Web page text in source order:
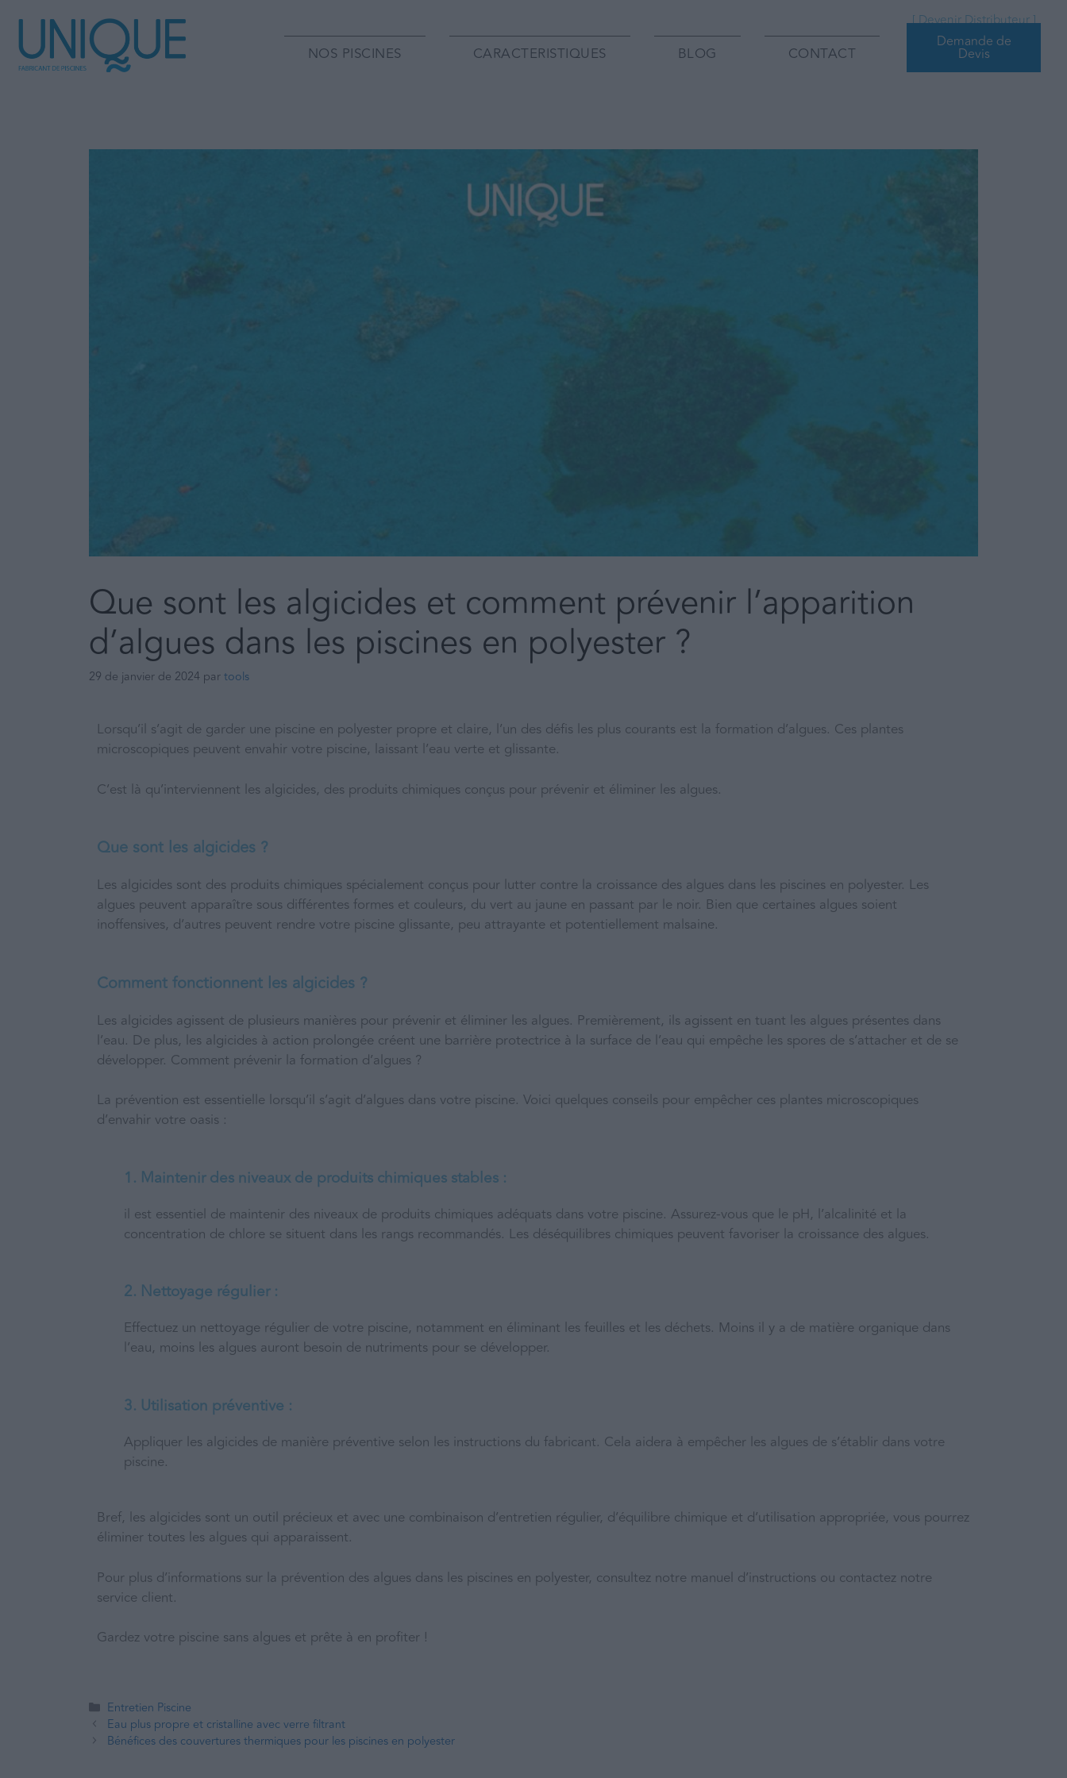
NOS PISCINES CARACTERISTIQUES BLOG CONTACT
[ Devenir Distributeur ]
Demande de
Devis
Que sont les algicides et comment prévenir l’apparition
d’algues dans les piscines en polyester ?
29 de janvier de 2024 partools
Lorsqu’il s’agit de garder une piscine en polyester propre et claire, l’un des défis les plus courants est la formation d’algues. Ces plantes
microscopiques peuvent envahir votre piscine, laissant l’eau verte et glissante.
C’est là qu’interviennent les algicides, des produits chimiques conçus pour prévenir et éliminer les algues.
Que sont les algicides ?
Les algicides sont des produits chimiques spécialement conçus pour lutter contre la croissance des algues dans les piscines en polyester. Les
algues peuvent apparaître sous différentes formes et couleurs, du vert au jaune en passant par le noir. Bien que certaines algues soient
inoffensives, d’autres peuvent rendre votre piscine glissante, peu attrayante et potentiellement malsaine.
Comment fonctionnent les algicides ?
Les algicides agissent de plusieurs manières pour prévenir et éliminer les algues. Premièrement, ils agissent en tuant les algues présentes dans
l’eau. De plus, les algicides à action prolongée créent une barrière protectrice à la surface de l’eau qui empêche les spores de s’attacher et de se
développer. Comment prévenir la formation d’algues ?
La prévention est essentielle lorsqu’il s’agit d’algues dans votre piscine. Voici quelques conseils pour empêcher ces plantes microscopiques
d’envahir votre oasis :
1. Maintenir des niveaux de produits chimiques stables :
il est essentiel de maintenir des niveaux de produits chimiques adéquats dans votre piscine. Assurez-vous que le pH, l’alcalinité et la
concentration de chlore se situent dans les rangs recommandés. Les déséquilibres chimiques peuvent favoriser la croissance des algues.
2. Nettoyage régulier :
Effectuez un nettoyage régulier de votre piscine, notamment en éliminant les feuilles et les déchets. Moins il y a de matière organique dans
l’eau, moins les algues auront besoin de nutriments pour se développer.
3. Utilisation préventive :
Appliquer les algicides de manière préventive selon les instructions du fabricant. Cela aidera à empêcher les algues de s’établir dans votre
piscine.
Bref, les algicides sont un outil précieux et avec une combinaison d’entretien régulier, d’équilibre chimique et d’utilisation appropriée, vous pourrez
éliminer toutes les algues qui apparaissent.
Pour plus d’informations sur la prévention des algues dans les piscines en polyester, consultez notre manuel d’instructions ou contactez notre
service client.
Gardez votre piscine sans algues et prête à en profiter !
Entretien Piscine
Eau plus propre et cristalline avec verre filtrant
Bénéfices des couvertures thermiques pour les piscines en polyester